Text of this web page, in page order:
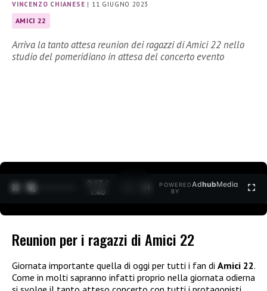
VINCENZO CHIANESE | 11 GIUGNO 2023
AMICI 22
Arriva la tanto attesa reunion dei ragazzi di Amici 22 nello
studio del pomeridiano in attesa del concerto evento
0:15 /
1:40
POWERED
BY
AdhubMedia
Reunion per i ragazzi di Amici 22
Giornata importante quella di oggi per tutti i fan di Amici 22.
Come in molti sapranno infatti proprio nella giornata odierna